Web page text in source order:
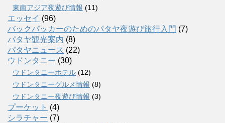
東南アジア夜遊び情報 (11)
エッセイ (96)
バックパッカーのためのパタヤ夜遊び旅行入門 (7)
パタヤ観光案内 (8)
パタヤニュース (22)
ウドンタニー (30)
ウドンタニーホテル (12)
ウドンタニーグルメ情報 (8)
ウドンタニー夜遊び情報 (3)
プーケット (4)
シラチャー (7)